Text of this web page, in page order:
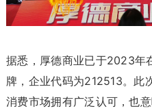
据悉，厚德商业已于2023年
牌，企业代码为212513。此
消费市场拥有广泛认可，也